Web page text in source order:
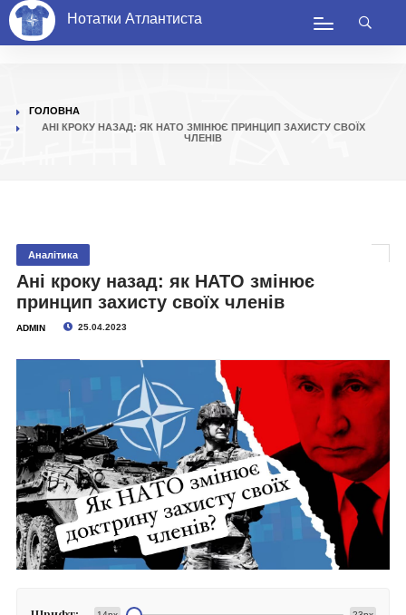
Нотатки Атлантиста
ГОЛОВНА
АНІ КРОКУ НАЗАД: ЯК НАТО ЗМІНЮЄ ПРИНЦИП ЗАХИСТУ СВОЇХ
ЧЛЕНІВ
Аналітика
Ані кроку назад: як НАТО змінює
принцип захисту своїх членів
ADMIN 25.04.2023